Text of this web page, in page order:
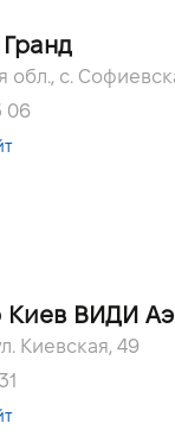
06
Киев ВИДИ
Киевская, 49